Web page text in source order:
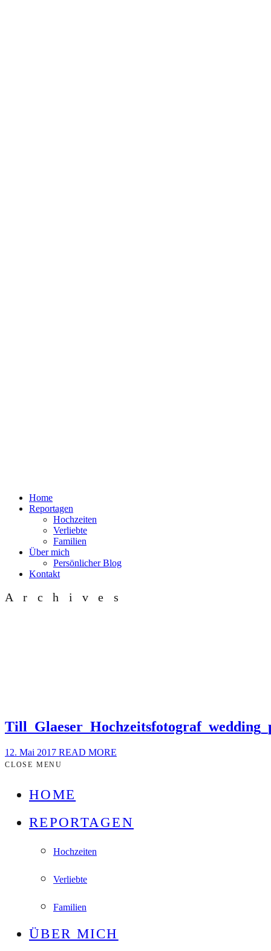
Home
Reportagen
Hochzeiten
Verliebte
Familien
Über mich
Persönlicher Blog
Kontakt
Archives
12. Mai 2017 READ MORE
CLOSE MENU
HOME
REPORTAGEN
Hochzeiten
Verliebte
Familien
ÜBER MICH